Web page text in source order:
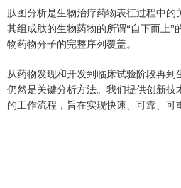
有奖互动
样本申请›
mRNA疫苗研究›
VFlex-8H完成完整蛋白分析方案优化-离
不同类型双抗的pH梯度分析（新型离子交
的双特异性抗体）›
肽图分析是生物治疗药物表征过程中的
其组成肽的生物药物的所谓“自下而上”
物药物分子的完整序列覆盖。
从药物发现和开发到临床试验阶段再
仍然是关键分析方法。我们提供创新
的工作流程，旨在实现快速、可靠、可